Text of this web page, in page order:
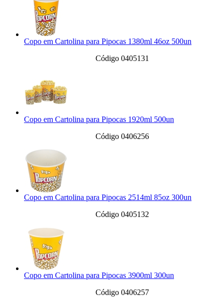
Copo em Cartolina para Pipocas 1380ml 46oz 500un
Código 0405131
Copo em Cartolina para Pipocas 1920ml 500un
Código 0406256
Copo em Cartolina para Pipocas 2514ml 85oz 300un
Código 0405132
Copo em Cartolina para Pipocas 3900ml 300un
Código 0406257